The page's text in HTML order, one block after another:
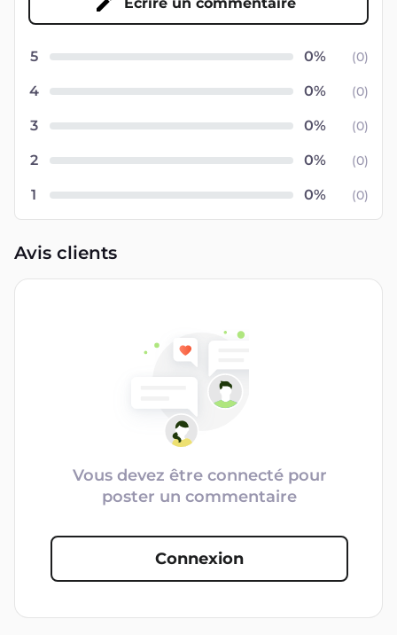
5 (0)
4 (0)
3 (0)
2 (0)
1 (0)
Avis clients
Vous devez être connecté pour
poster un commentaire
Connexion